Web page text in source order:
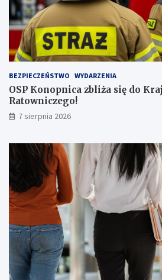
z
b
ą
a
a
ż
e
r
!
BEZPIECZEŃSTWO WYDARZENIA
OSP Konopnica zbliża się do
Ratowniczego!
7 sierpnia 2026